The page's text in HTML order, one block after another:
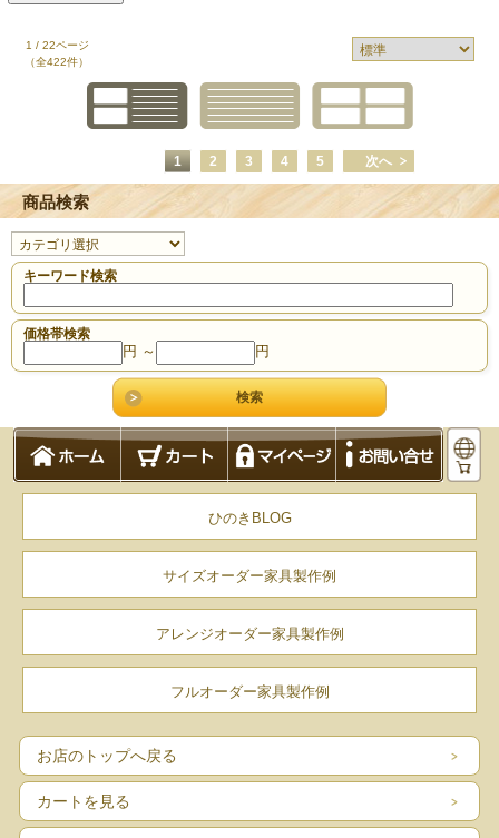
1 / 22ページ
（全422件）
1 2 3 4 5 次へ
商品検索
キーワード検索
価格帯検索
円 ～ 円
ひのきBLOG
サイズオーダー家具製作例
アレンジオーダー家具製作例
フルオーダー家具製作例
お店のトップへ戻る
カートを見る